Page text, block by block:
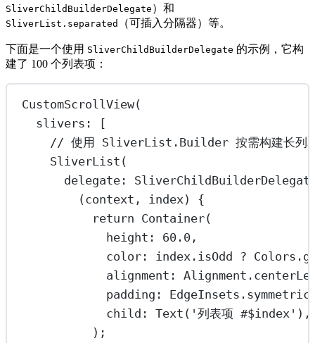
SliverChildBuilderDelegate ）和
SliverList.separated （可插入分隔器）等。
下面是一个使用 SliverChildBuilderDelegate 的示例，它构
建了 100 个列表项：
CustomScrollView(
slivers :
[
// 使用 SliverList.Builder 按需构建长列
SliverList (
delegate :
(context, index) {
return Container(
height : 60.0 ,
color : index.isOdd ? Colors
alignment : Alignment
padding : EdgeInsets . symmetric
child : Text ( '列表项 #$index ' ),
);